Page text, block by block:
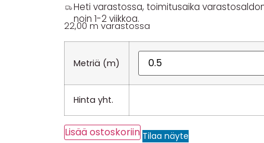
Heti varastossa, toimitusaika
noin 1-2 viikkoa.
22,00 m varastossa
Metriä (m)
Hinta yht.
Lisää ostoskoriin Tilaa näyte